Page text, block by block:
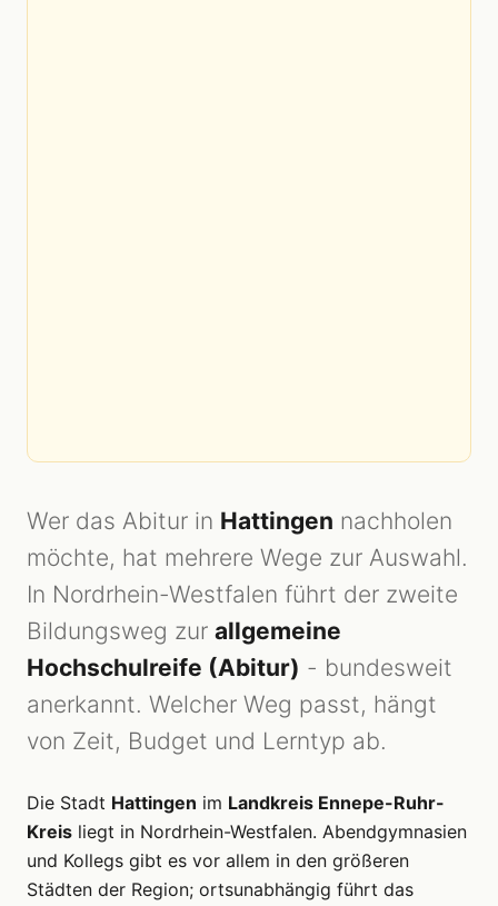
Wer das Abitur in Hattingen nachholen
möchte, hat mehrere Wege zur Auswahl.
In Nordrhein-Westfalen führt der zweite
Bildungsweg zur allgemeine
Hochschulreife (Abitur) - bundesweit
anerkannt. Welcher Weg passt, hängt
von Zeit, Budget und Lerntyp ab.
Die Stadt Hattingen im Landkreis Ennepe-Ruhr-
Kreis liegt in Nordrhein-Westfalen. Abendgymnasien
und Kollegs gibt es vor allem in den größeren
Städten der Region; ortsunabhängig führt das